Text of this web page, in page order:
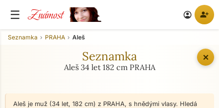
☰ Známost account_circle person_add
✕
Seznamka PRAHA Aleš
Seznamka
Aleš 34 let 182 cm PRAHA
Aleš je muž (34 let, 182 cm) z PRAHA, s hnědými vlasy. Hledá